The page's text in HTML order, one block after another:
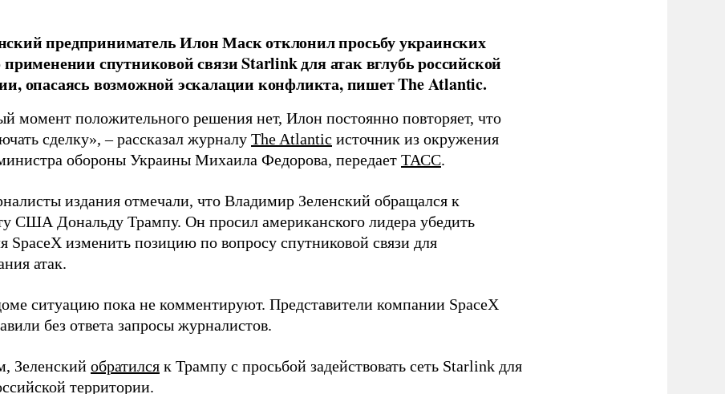
предприниматель Илон Маск отклонил просьбу украинских
применении спутниковой связи Starlink для атак вглубь российской
опасаясь возможной эскалации конфликта, пишет The Atlantic.
момент положительного решения нет, Илон постоянно повторяет, что
сделку», – рассказал журналу The Atlantic источник из окружения
обороны Украины Михаила Федорова, передает ТАСС.
издания отмечали, что Владимир Зеленский обращался к
США Дональду Трампу. Он просил американского лидера убедить
SpaceX изменить позицию по вопросу спутниковой связи для
атак.
ситуацию пока не комментируют. Представители компании SpaceX
без ответа запросы журналистов.
Зеленский обратился к Трампу с просьбой задействовать сеть Starlink для
территории.